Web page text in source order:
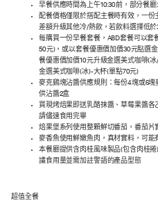
早餐供應時間為上午10:30前，部分餐
配餐價格僅限於搭配主餐時有效，一
差額升級其他冷/熱飲，若飲料選擇低
每購買一份早餐套餐，ABD套餐可以套
50元)，或以套餐優惠價加價30元點選
餐優惠價加價10元升級金選美式咖啡(
金選美式咖啡(冰)-大杯(單點70元)
麥克鷄塊沾醬供應規則：每份4塊或6
供沾醬2盒
買現烤焙果即送乳酪抹醬、草莓果醬
請儘速食用完畢
焙果堡系列使用整顆鮮切番茄，番茄
麥香魚使用鮮嫩魚肉，真材實料，可能
本餐廳提供含肉桂風味製品(包含肉桂
議食用量並需加註警語的產品型態
超值全餐